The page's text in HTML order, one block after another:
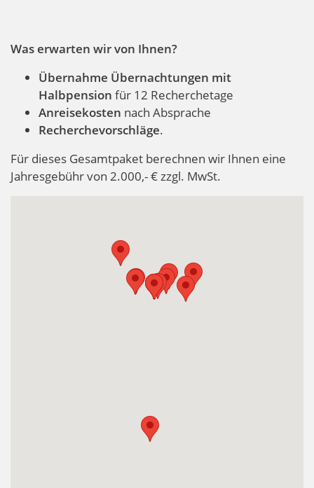
Was erwarten wir von Ihnen?
Übernahme Übernachtungen mit
Halbpension für 12 Recherchetage
Anreisekosten nach Absprache
Recherchevorschläge.
Für dieses Gesamtpaket berechnen wir Ihnen eine
Jahresgebühr von 2.000,- € zzgl. MwSt.